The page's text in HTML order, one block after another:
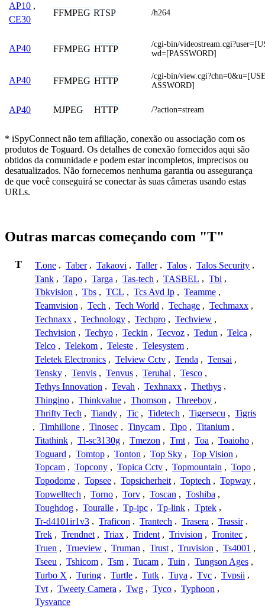
AP10 ,
CE30
FFMPEG RTSP /h264
AP40 FFMPEG HTTP
/cgi-bin/
wd=[PASSWORD]
AP40 FFMPEG HTTP
/cgi-bin/
ASSWORD]
AP40 MJPEG HTTP /?action=stream
* iSpyConnect não tem afiliação, conexão ou associação com os
produtos de Toguard. Os detalhes de conexão fornecidos aqui são
obtidos da comunidade e podem estar incompletos, imprecisos ou
desatualizados. Não fornecemos nenhuma garantia ou assegurança
de que você conseguirá se conectar às suas câmeras usando estas
URLs.
Outras marcas começando com "T"
T T.one , Taber , Takaovi , Taller , Talos , Talos Security ,
Tank , Tapo , Targa , Tas-tech , TASBEL , Tbi ,
Tbkvision , Tbs , TCL , Tcs Avd Ip , Teamme ,
Teamvision , Tech , Tech World , Techage , Techmaxx ,
Technaxx , Technology , Techpro , Techview ,
Techvision , Techyo , Teckin , Tecvoz , Tedun , Telca ,
Telco , Telekom , Teleste , Telesystem ,
Teletek Electronics , Telview Cctv , Tenda , Tensai ,
Tensky , Tenvis , Tenvus , Teruhal , Tesco ,
Tethys Innovation , Tevah , Texhnaxx , Thethys ,
Thingino , Thinkvalue , Thomson , Threeboy ,
Thrifty Tech , Tiandy , Tic , Tidetech , Tigersecu , Tigris
, Timhillone , Tinosec , Tinycam , Tipo , Titanium ,
Titathink , Tl-sc3130g , Tmezon , Tmt , Toa , Toaioho ,
Toguard , Tomtop , Tonton , Top Sky , Top Vision ,
Topcam , Topcony , Topica Cctv , Topmountain , Topo ,
Topodome , Topsee , Topsicherheit , Toptech , Topway ,
Topwelltech , Torno , Torv , Toscan , Toshiba ,
Toughdog , Touralle , Tp-ipc , Tp-link , Tptek ,
Tr-d4101ir1v3 , Traficon , Trantech , Trasera , Trassir ,
Trek , Trendnet , Triax , Trident , Trivision , Tronitec ,
Truen , Trueview , Truman , Trust , Truvision , Ts4001 ,
Tseeu , Tshicom , Tsm , Tucam , Tuin , Tungson Ages ,
Turbo X , Turing , Turtle , Tutk , Tuya , Tvc , Tvpsii ,
Tvt , Tweety Camera , Twg , Tyco , Typhoon ,
Tysvance